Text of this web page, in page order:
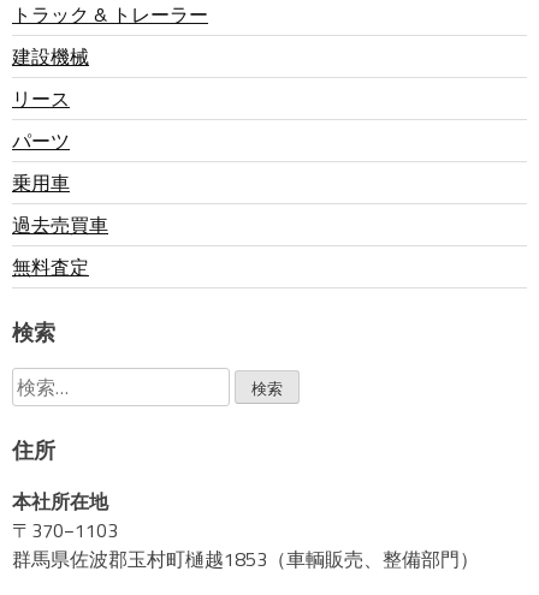
ビ
ゲ
ー
シ
ョ
ン
トラック & トレーラー
建設機械
リース
パーツ
乗用車
過去売買車
無料査定
検索
検
索:
住所
本社所在地
〒370−1103
群馬県佐波郡玉村町樋越1853（車輌販売、整備部門）